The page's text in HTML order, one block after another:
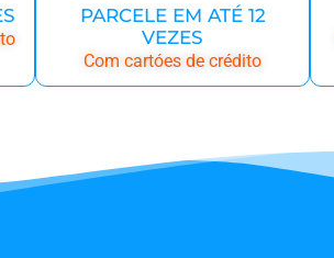
PARCELE EM ATÉ 12
VEZES
Com cartóes de crédito